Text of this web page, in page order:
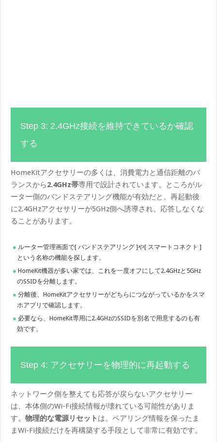
Step 3: 2.4GHz接続を維持できているか確認
する
HomeKitアクセサリーの多くは、消費電力と通信距離のバ
ランスから2.4GHz帯専用で設計されています。ところがル
ーター側のバンドステアリング機能が有効だと、再起動後
に2.4GHzアクセサリーが5GHz側へ誘導され、応答しなくな
ることがあります。
ルーター管理画面で[ バンドステアリング ]や[ スマートコネクト ]
という名称の機能を探します。
HomeKit機器が多い家では、これを一度オフにして2.4GHzと5GHz
のSSIDを分離します。
分離後、HomeKitアクセサリーがどちらにつながっているかをスマ
ホアプリで確認します。
必要なら、HomeKit専用に2.4GHzのSSIDを別名で用意するのも有
効です。
Step 4: アクセサリーを物理的に再起動する
ネットワーク側を整えても応答が戻らないアクセサリー
は、本体側のWi-Fi接続情報が壊れている可能性がありま
す。物理的な電源リセット は、ペアリング情報を保ったま
まWi-Fi接続だけを再構築する手段として非常に有効です。